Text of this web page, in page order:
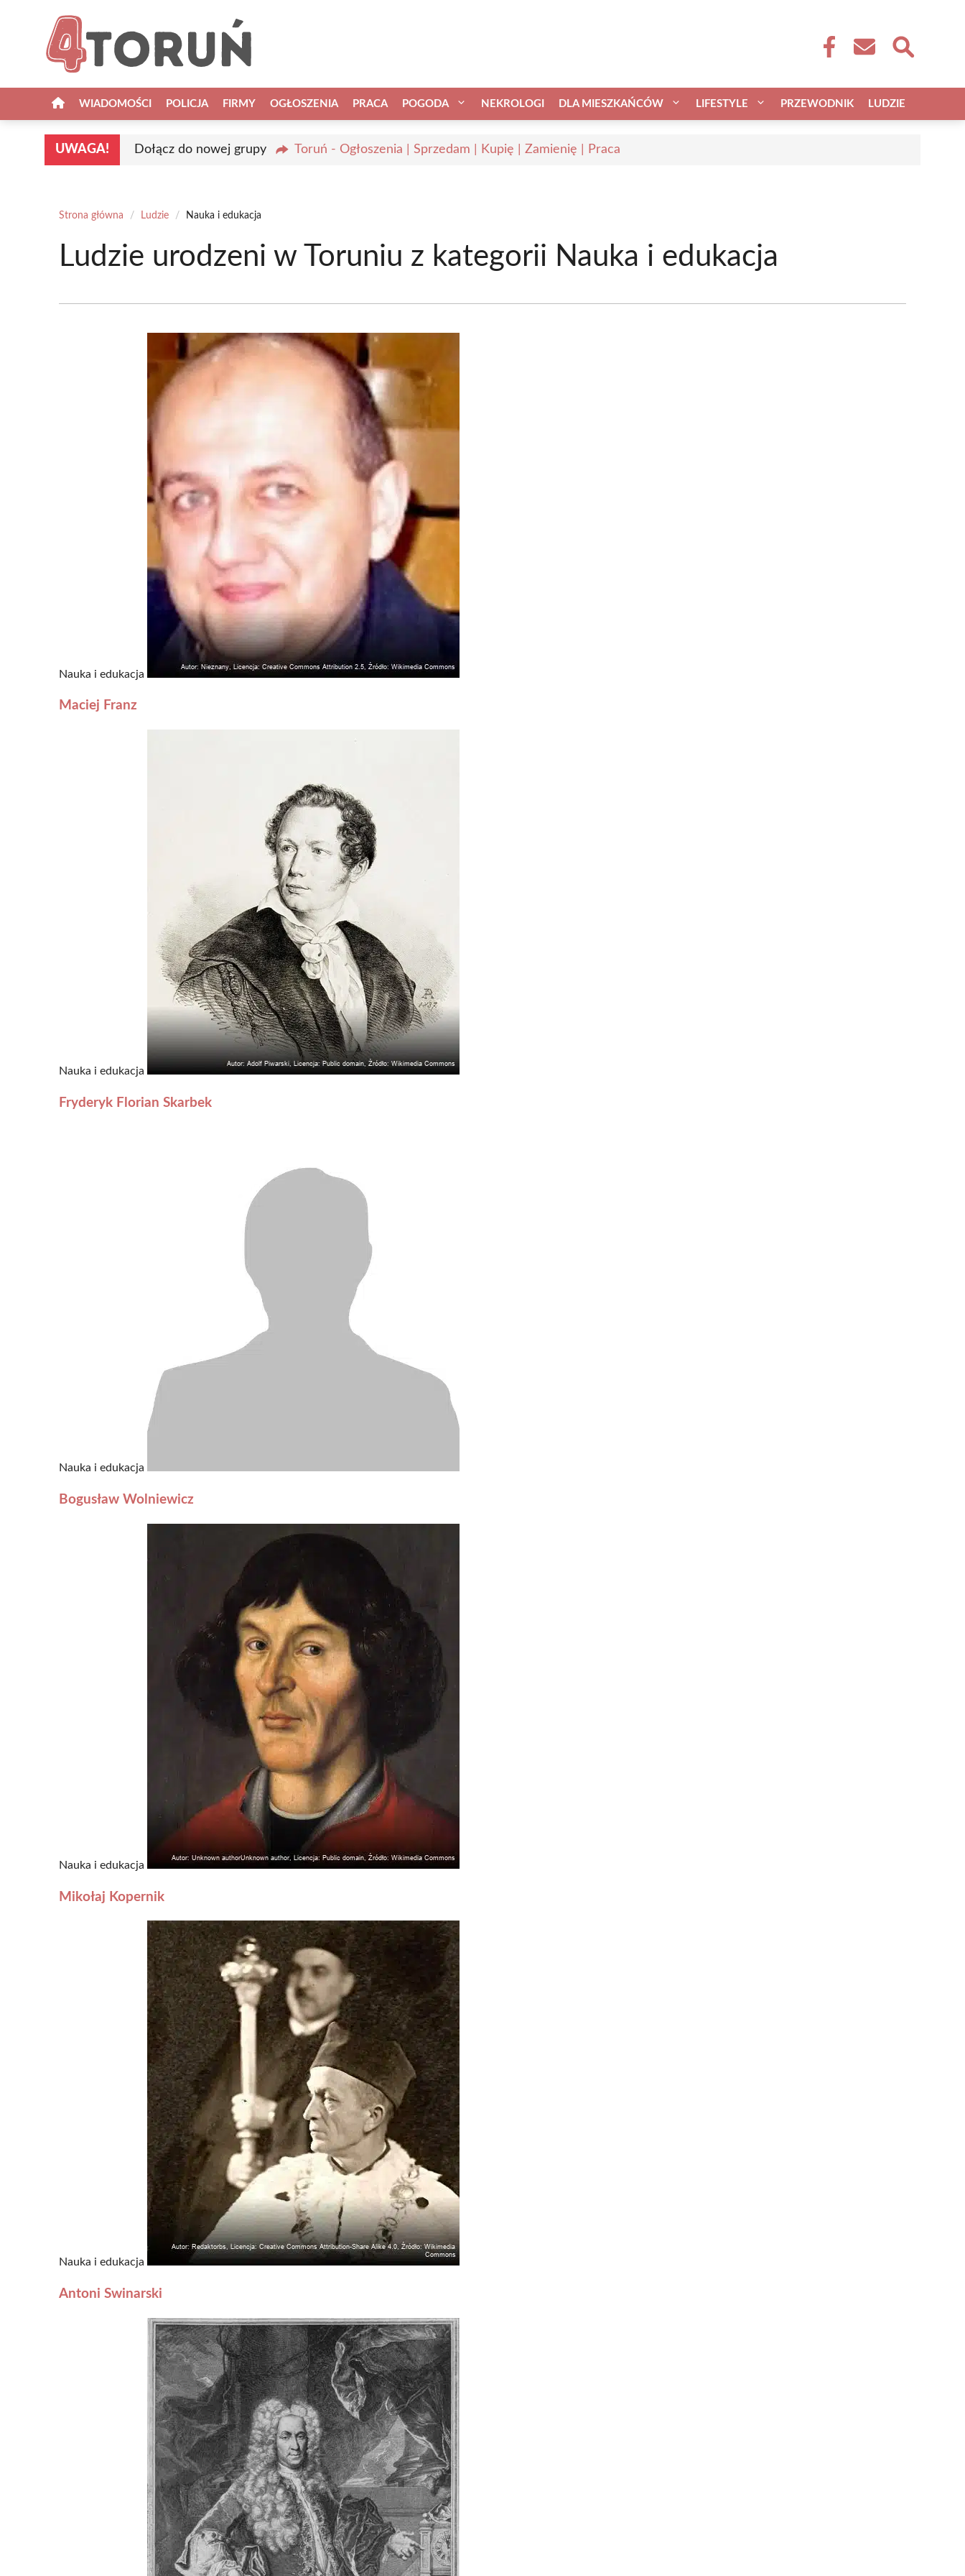
WIADOMOŚCI POLICJA FIRMY OGŁOSZENIA PRACA POGODA NEKROLOGI DLA MIESZKAŃCÓW LIFESTYLE PRZEWODNIK LUDZIE
UWAGA! Dołącz do nowej grupy Toruń - Ogłoszenia | Sprzedam | Kupię | Zamienię | Praca
Strona główna / Ludzie / Nauka i edukacja
Ludzie urodzeni w Toruniu z kategorii Nauka i edukacja
Nauka i edukacja
Maciej Franz
Nauka i edukacja
Fryderyk Florian Skarbek
Nauka i edukacja
Bogusław Wolniewicz
Nauka i edukacja
Mikołaj Kopernik
Nauka i edukacja
Antoni Swinarski